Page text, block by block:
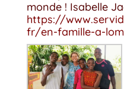
monde ! Isabelle
https://
fr/en-famille-a-